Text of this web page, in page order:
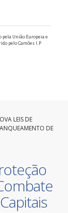
pela União Europeia e
pelo Camões I.P
LEIS DE
DE